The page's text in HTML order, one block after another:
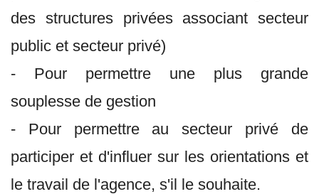
des structures privées associant secteur
public et secteur privé)
- Pour permettre une plus grande
souplesse de gestion
- Pour permettre au secteur privé de
participer et d'influer sur les orientations et
le travail de l'agence, s'il le souhaite.